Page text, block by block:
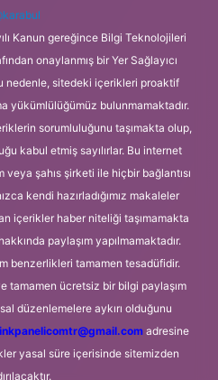
Kanun gereğince Bilgi Teknolojileri
onaylanmış bir Yer Sağlayıcı
nedenle, sitedeki içerikleri proaktif
yükümlülüğümüz bulunmamaktadır.
sorumluluğunu taşımakta olup,
kabul etmiş sayılırlar. Bu internet
şahıs şirketi ile hiçbir bağlantısı
kendi hazırladığımız makaleler
içerikler haber niteliği taşımamakta
paylaşım yapılmamaktadır.
benzerlikleri tamamen tesadüfidir.
tamamen ücretsiz bir bilgi paylaşım
düzenlemelere aykırı olduğunu
adresine
yasal süre içerisinde sitemizden